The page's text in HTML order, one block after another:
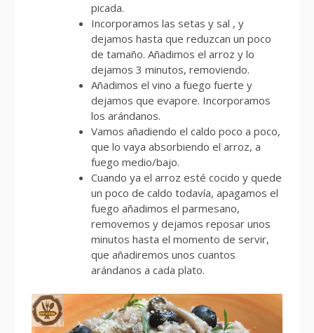
picada.
Incorporamos las setas y sal , y
dejamos hasta que reduzcan un poco
de tamaño. Añadimos el arroz y lo
dejamos 3 minutos, removiendo.
Añadimos el vino a fuego fuerte y
dejamos que evapore. Incorporamos
los arándanos.
Vamos añadiendo el caldo poco a poco,
que lo vaya absorbiendo el arroz, a
fuego medio/bajo.
Cuando ya el arroz esté cocido y quede
un poco de caldo todavía, apagamos el
fuego añadimos el parmesano,
removemos y dejamos reposar unos
minutos hasta el momento de servir,
que añadiremos unos cuantos
arándanos a cada plato.